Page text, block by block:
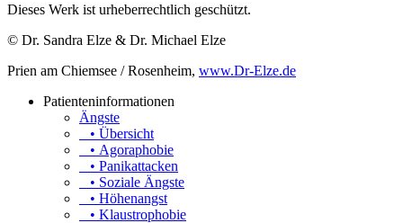
Dieses Werk ist urheberrechtlich geschützt.
© Dr. Sandra Elze & Dr. Michael Elze
Prien am Chiemsee / Rosenheim, www.Dr-Elze.de
Patienteninformationen
Ängste
• Übersicht
• Agoraphobie
• Panikattacken
• Soziale Ängste
• Höhenangst
• Klaustrophobie